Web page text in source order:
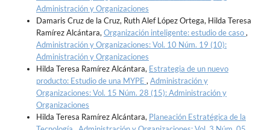
Administración y Organizaciones
Damaris Cruz de la Cruz, Ruth Alef López Ortega, Hilda Teresa
Ramírez Alcántara, Organización inteligente: estudio de caso,
Administración y Organizaciones: Vol. 10 Núm. 19 (10):
Administración y Organizaciones
Hilda Teresa Ramírez Alcántara, Estrategia de un nuevo
producto: Estudio de una MYPE , Administración y
Organizaciones: Vol. 15 Núm. 28 (15): Administración y
Organizaciones
Hilda Teresa Ramírez Alcántara, Planeación Estratégica de la